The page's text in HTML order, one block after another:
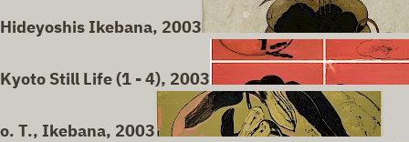
Hideyoshis Ikebana, 2003
Kyoto Still Life (1 - 4), 2003
o. T., Ikebana, 2003